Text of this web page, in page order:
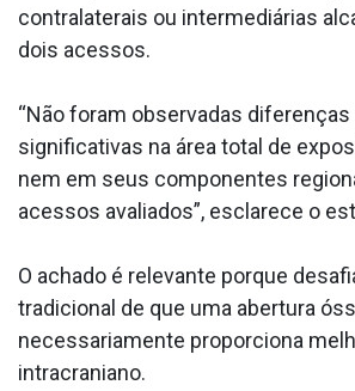
contralaterais ou intermediárias
dois acessos.
“Não foram observadas
significativas na área total de
nem em seus componentes
acessos avaliados”, esclarece o
O achado é relevante porque
tradicional de que uma abertura
necessariamente proporciona
intracraniano.